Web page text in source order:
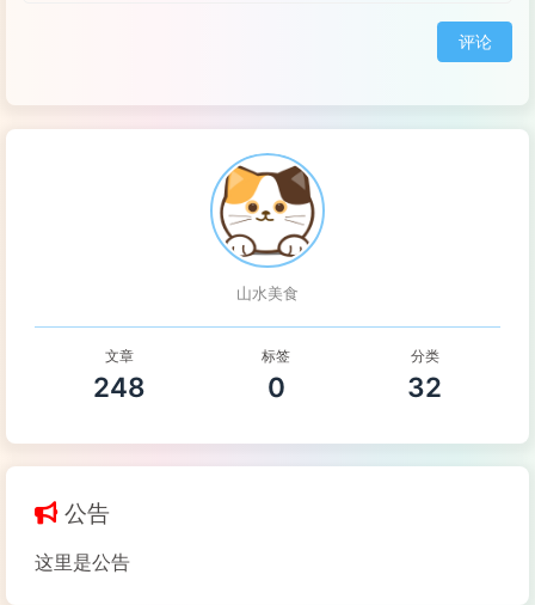
评论
山水美食
文章
248
标签
0
分类
32
公告
这里是公告